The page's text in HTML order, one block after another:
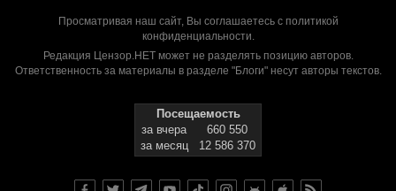
Просматривая наш сайт, Вы соглашаетесь с политикой
конфиденциальности.
Редакция Цензор.НЕТ может не разделять позицию авторов.
Ответственность за материалы в разделе "Блоги" несут авторы текстов.
Посещаемость
за вчера
660 550
за месяц
12 586 370